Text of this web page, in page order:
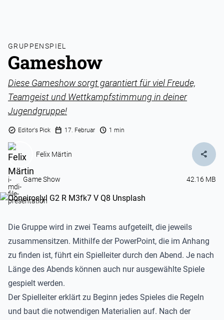
GRUPPENSPIEL
Gameshow
Diese Gameshow sorgt garantiert für viel Freude,
Teamgeist und Wettkampfstimmung in deiner
Jugendgruppe!
verified Editor's Pick calendar_today 17. Februar schedule 1 min
Felix Märtin share
i-
mdi-
file-
presentation
Game Show 42.16 MB
Die Gruppe wird in zwei Teams aufgeteilt, die jeweils
zusammensitzen. Mithilfe der PowerPoint, die im Anhang
zu finden ist, führt ein Spielleiter durch den Abend. Je nach
Länge des Abends können auch nur ausgewählte Spiele
gespielt werden.
Der Spielleiter erklärt zu Beginn jedes Spieles die Regeln
und baut die notwendigen Materialien auf. Nach der